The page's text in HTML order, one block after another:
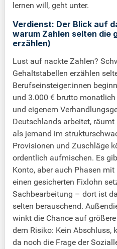
lernen will, geht unter.
Verdienst: Der Blick auf
warum Zahlen selten die
erzählen)
Lust auf nackte Zahlen?
Gehaltstabellen erzählen
Berufseinsteiger:innen
und 3.000 € brutto
und eigenem
Deutschlands arbeitet,
als jemand im
Provisionen und Zuschläge
ordentlich aufmischen. Es
Konto, aber auch Phasen
einen gesicherten Fixlohn
Sachbearbeitung – dort ist
selten berauschend.
winkt die Chance auf
dem Risiko: Kein Abschluss,
da noch die Frage der